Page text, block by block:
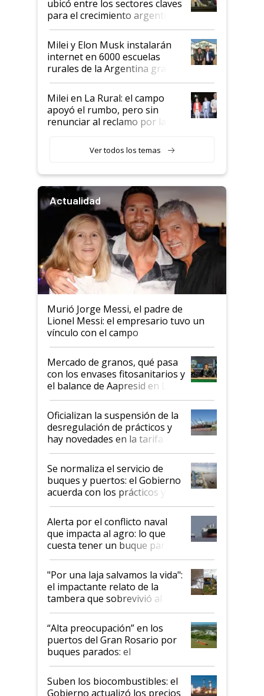
ubicó entre los sectores claves
para el crecimiento argentino
Milei y Elon Musk instalarán
internet en 6000 escuelas
rurales de la Argentina gracias
a un acuerdo con Starlink
Milei en La Rural: el campo
apoyó el rumbo, pero sin
renunciar al reclamo por las
Ver todos los temas
Actualidad
Murió Jorge Messi, el padre de
Lionel Messi: el empresario tuvo un
vínculo con el campo
Mercado de granos, qué pasa
con los envases fitosanitarios y
el balance de Aapresid en La
Posta
Oficializan la suspensión de la
desregulación de prácticos y
hay novedades en la tarifa de
la hidrovía
Se normaliza el servicio de
buques y puertos: el Gobierno
acuerda con los prácticos y
suspende el decreto de
desregulación
Alerta por el conflicto naval
que impacta al agro: lo que
cuesta tener un buque parado
y el peligro de que Argentina
pase a ser "país sucio"
"Por una laja salvamos la vida":
el impactante relato de la
tambera que sobrevivió al
tornado
“Alta preocupación” en los
puertos del Gran Rosario por
buques parados: el
funcionamiento de las
exportadoras en tensión tras
la medida de fuerza de los
Suben los biocombustibles: el
Gobierno actualizó los precios